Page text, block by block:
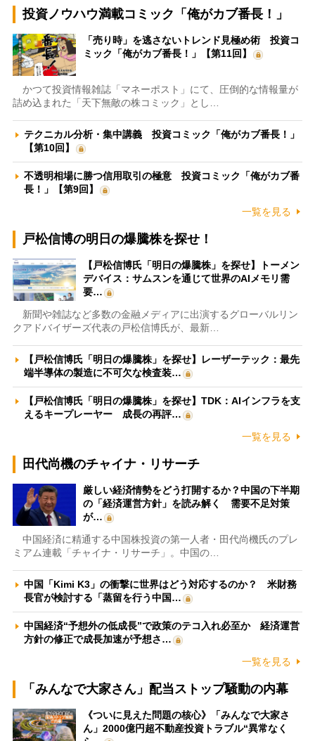
投資ノウハウ満載コミック「俺がカブ番長！」
「売り時」を逃さないトレンド見極め術 投資コ
ミック「俺がカブ番長！」【第11回】
かつて投資情報雑誌「マネーポスト」にて、圧倒的な情報量が
詰め込まれた「天下無敵の株コミック」とし…
テクニカル分析・集中講義 投資コミック「俺がカブ番長！」
【第10回】
不透明相場に勝つ信用取引の極意 投資コミック「俺がカブ番
長！」【第9回】
一覧を見る
戸松信博の明日の爆騰株を探せ！
【戸松信博氏「明日の爆騰株」を探せ】トーメン
デバイス：サムスンを通じて世界のAIメモリ需
要…
新聞や雑誌など多数の金融メディアに出演するグローバルリン
クアドバイザーズ代表の戸松信博氏が、最新…
【戸松信博氏「明日の爆騰株」を探せ】レーザーテック：最先
端半導体の製造に不可欠な検査装…
【戸松信博氏「明日の爆騰株」を探せ】TDK：AIインフラを支
えるキープレーヤー 成長の再評…
一覧を見る
田代尚機のチャイナ・リサーチ
厳しい経済情勢をどう打開するか？中国の下半期
の「経済運営方針」を読み解く 需要不足対策
が…
中国経済に精通する中国株投資の第一人者・田代尚機氏のプレ
ミアム連載「チャイナ・リサーチ」。中国の…
中国「Kimi K3」の衝撃に世界はどう対応するのか？ 米財務
長官が検討する「蒸留を行う中国…
中国経済“予想外の低成長”で政策のテコ入れ必至か 経済運営
方針の修正で成長加速が予想さ…
一覧を見る
「みんなで大家さん」配当ストップ騒動の内幕
《ついに見えた問題の核心》「みんなで大家さ
ん」2000億円超不動産投資トラブル“異常なく